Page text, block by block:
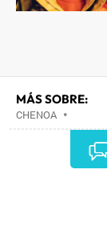
MÁS SOBRE:
CHENOA •